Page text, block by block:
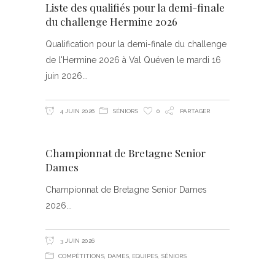
Liste des qualifiés pour la demi-finale
du challenge Hermine 2026
Qualification pour la demi-finale du challenge
de l'Hermine 2026 à Val Quéven le mardi 16
juin 2026
4 JUIN 2026 SÉNIORS 0 PARTAGER
Championnat de Bretagne Senior
Dames
Championnat de Bretagne Senior Dames
2026
3 JUIN 2026
COMPÉTITIONS DAMES EQUIPES SÉNIORS